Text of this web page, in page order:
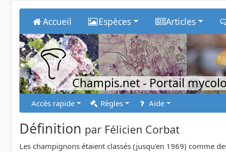
Accueil Espèces Articles
Champis.net- Portail
Accès rapide Règles Aide
Définition par Félicien Corbat
Les champignons étaient classés (jusqu'en 1969) comme